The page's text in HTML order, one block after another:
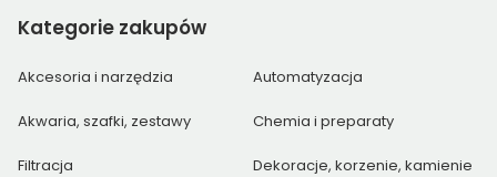
Kategorie zakupów
Akcesoria i narzędzia Automatyzacja
Akwaria, szafki, zestawy Chemia i preparaty
Filtracja Dekoracje, korzenie, kamienie